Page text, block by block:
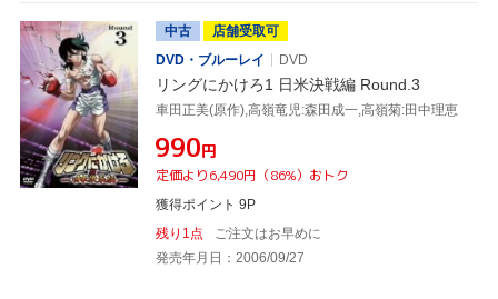
中古
店舗受取可
DVD・ブルーレイ
DVD
リングにかけろ1 日米決戦編 Round.3
車田正美(原作),高嶺竜児:森田成一,高嶺菊:田中理恵
¥990円
定価より6,490円（86%）おトク
獲得ポイント 9P
残り1点
ご注文はお早めに
発売年月日：2006/09/27